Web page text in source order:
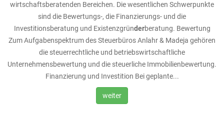
wirtschaftsberatenden Bereichen. Die wesentlichen Schwerpunkte
sind die Bewertungs-, die Finanzierungs- und die
Investitionsberatung und Existenzgründerberatung. Bewertung
Zum Aufgabenspektrum des Steuerbüros Anlahr & Madeja gehören
die steuerrechtliche und betriebswirtschaftliche
Unternehmensbewertung und die steuerliche Immobilienbewertung.
Finanzierung und Investition Bei geplante...
weiter